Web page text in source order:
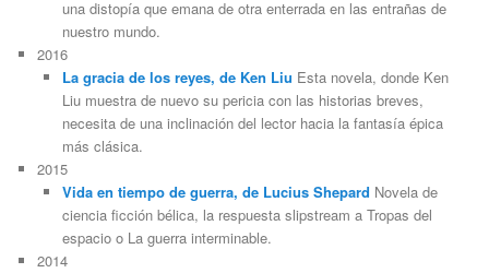
una distopía que emana de otra enterrada en las entrañas de
nuestro mundo.
2016
La gracia de los reyes, de Ken Liu Esta novela, donde Ken
Liu muestra de nuevo su pericia con las historias breves,
necesita de una inclinación del lector hacia la fantasía épica
más clásica.
2015
Vida en tiempo de guerra, de Lucius Shepard Novela de
ciencia ficción bélica, la respuesta slipstream a Tropas del
espacio o La guerra interminable.
2014